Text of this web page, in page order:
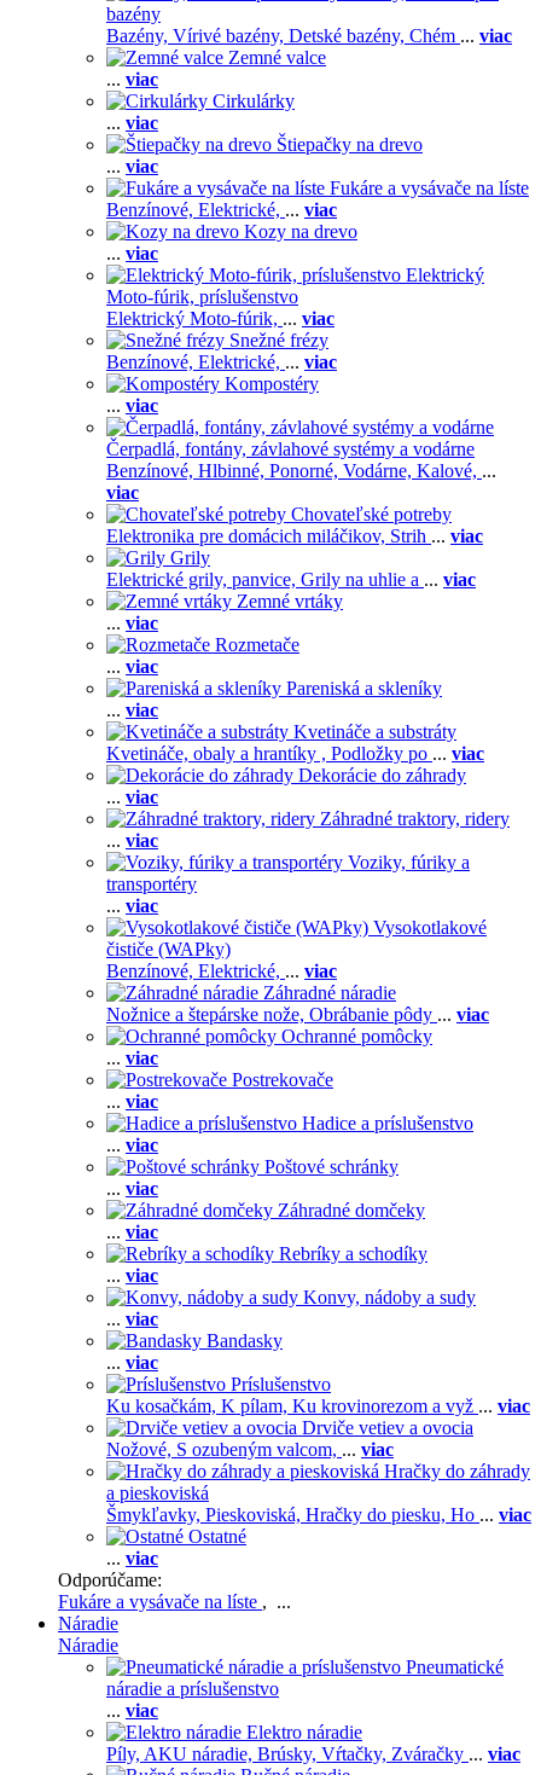
bazény
Bazény, Vírivé bazény, Detské bazény, Chém ... viac
Zemné valce
... viac
Cirkulárky
... viac
Štiepačky na drevo
... viac
Fukáre a vysávače na líste
Benzínové, Elektrické, ... viac
Kozy na drevo
... viac
Elektrický
Moto-fúrik, príslušenstvo
Elektrický Moto-fúrik, ... viac
Snežné frézy
Benzínové, Elektrické, ... viac
Kompostéry
... viac
Čerpadlá, fontány, závlahové systémy a vodárne
Benzínové, Hlbinné, Ponorné, Vodárne, Kalové, ...
viac
Chovateľské potreby
Elektronika pre domácich miláčikov, Strih ... viac
Grily
Elektrické grily, panvice, Grily na uhlie a ... viac
Zemné vrtáky
... viac
Rozmetače
... viac
Pareniská a skleníky
... viac
Kvetináče a substráty
Kvetináče, obaly a hrantíky , Podložky po ... viac
Dekorácie do záhrady
... viac
Záhradné traktory, ridery
... viac
Voziky, fúriky a
transportéry
... viac
Vysokotlakové
čističe (WAPky)
Benzínové, Elektrické, ... viac
Záhradné náradie
Nožnice a štepárske nože, Obrábanie pôdy ... viac
Ochranné pomôcky
... viac
Postrekovače
... viac
Hadice a príslušenstvo
... viac
Poštové schránky
... viac
Záhradné domčeky
... viac
Rebríky a schodíky
... viac
Konvy, nádoby a sudy
... viac
Bandasky
... viac
Príslušenstvo
Ku kosačkám, K pílam, Ku krovinorezom a vyž ... viac
Drviče vetiev a ovocia
Nožové, S ozubeným valcom, ... viac
Hračky do záhrady
a pieskoviská
Šmykľavky, Pieskoviská, Hračky do piesku, Ho ... viac
Ostatné
... viac
Odporúčame:
Fukáre a vysávače na líste , ...
Náradie
Náradie
Pneumatické
náradie a príslušenstvo
... viac
Elektro náradie
Píly, AKU náradie, Brúsky, Vŕtačky, Zváračky ... viac